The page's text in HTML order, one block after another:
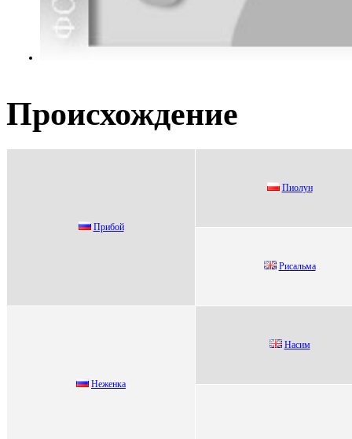
Происхождение
Пpибoй
Пиoлун
Рисaльмa
Неженкa
Haсим